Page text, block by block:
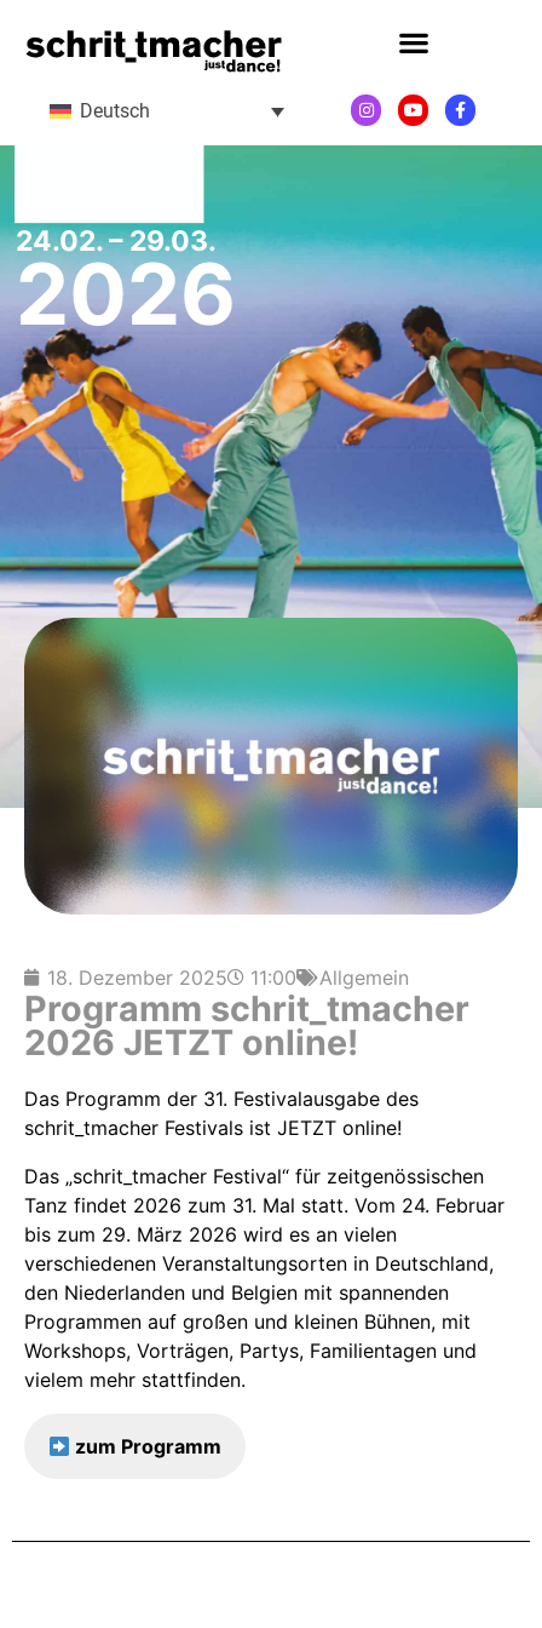
Deutsch
24.02. – 29.03.
2026
18. Dezember 2025 11:00 Allgemein
Programm schrit_tmacher
2026 JETZT online!
Das Programm der 31. Festivalausgabe des
schrit_tmacher Festivals ist JETZT online!
Das „schrit_tmacher Festival“ für zeitgenössischen
Tanz findet 2026 zum 31. Mal statt. Vom 24. Februar
bis zum 29. März 2026 wird es an vielen
verschiedenen Veranstaltungsorten in Deutschland,
den Niederlanden und Belgien mit spannenden
Programmen auf großen und kleinen Bühnen, mit
Workshops, Vorträgen, Partys, Familientagen und
vielem mehr stattfinden.
zum Programm